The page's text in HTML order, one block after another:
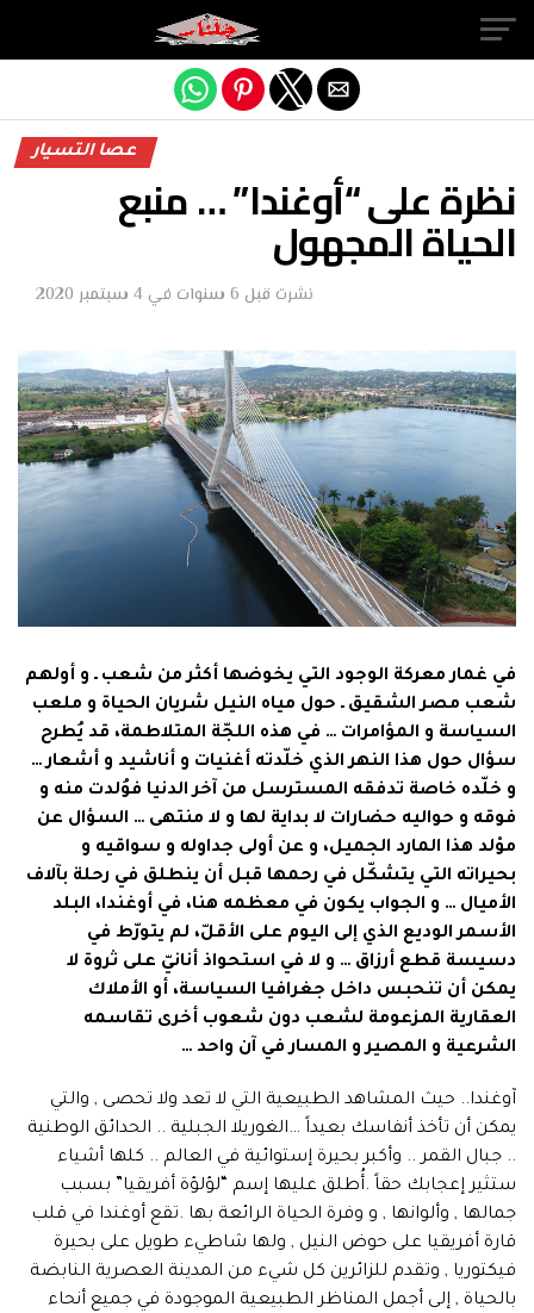
عصا التسيار
نظرة على “أوغندا” … منبع
الحياة المجهول
نشرت قبل 6 سنوات في 4 سبتمبر 2020
في غمار معركة الوجود التي يخوضها أكثر من شعب ـ و أولهم
شعب مصر الشقيق ـ حول مياه النيل شريان الحياة و ملعب
السياسة و المؤامرات … في هذه اللجّة المتلاطمة، قد يُطرح
سؤال حول هذا النهر الذي خلّدته أغنيات و أناشيد و أشعار …
و خلّده خاصة تدفقه المسترسل من آخر الدنيا فوُلدت منه و
فوقه و حواليه حضارات لا بداية لها و لا منتهى … السؤال عن
موْلد هذا المارد الجميل، و عن أولى جداوله و سواقيه و
بحيراته التي يتشكّل في رحمها قبل أن ينطلق في رحلة بآلاف
الأميال … و الجواب يكون في معظمه هنا، في أوغندا، البلد
الأسمر الوديع الذي إلى اليوم على الأقلّ، لم يتورّط في
دسيسة قطع أرزاق … و لا في استحواذ أنانيّ على ثروة لا
يمكن أن تنحبس داخل جغرافيا السياسة، أو الأملاك
العقارية المزعومة لشعب دون شعوب أخرى تقاسمه
الشرعية و المصير و المسار في آن واحد …
آوغندا.. حيث المشاهد الطبيعية التي لا تعد ولا تحصى , والتي
يمكن أن تأخذ أنفاسك بعيداً …الغوريلا الجبلية .. الحدائق الوطنية
.. جبال القمر .. وأكبر بحيرة إستوائية في العالم .. كلها أشياء
ستثير إعجابك حقاً .أُطلق عليها إسم “لؤلؤة أفريقيا” بسبب
جمالها , وألوانها , و وفرة الحياة الرائعة بها .تقع أوغندا في قلب
قارة أفريقيا على حوض النيل , ولها شاطيء طويل على بحيرة
فيكتوريا , وتقدم للزائرين كل شيء من المدينة العصرية النابضة
بالحياة , إلى أجمل المناظر الطبيعية الموجودة في جميع أنحاء
Exit mobile version